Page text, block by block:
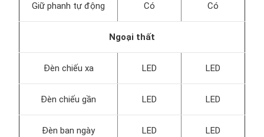
Giữ phanh tự động Có Có
Ngoại thất
Đèn chiếu xa LED LED
Đèn chiếu gần LED LED
Đèn ban ngày LED LED